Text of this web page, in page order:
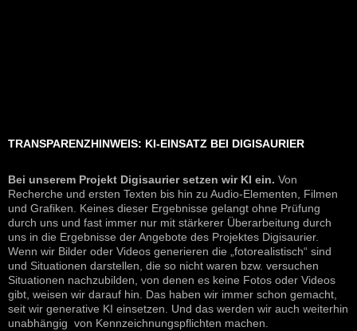
TRANSPARENZHINWEIS: KI-EINSATZ BEI DIGISAURIER
Bei unserem Projekt Digisaurier setzen wir KI ein. Von
Recherche und ersten Texten bis hin zu Audio-Elementen, Filmen
und Grafiken. Keines dieser Ergebnisse gelangt ohne Prüfung
durch uns und fast immer nur mit stärkerer Überarbeitung durch
uns in die Ergebnisse der Angebote des Projektes Digisaurier.
Wenn wir Bilder oder Videos generieren die „fotorealistisch“ sind
und Situationen darstellen, die so nicht waren bzw. versuchen
Situationen nachzubilden, von denen es keine Fotos oder Videos
gibt, weisen wir darauf hin. Das haben wir immer schon gemacht,
seit wir generative KI einsetzen. Und das werden wir auch weiterhin
unabhängig von Kennzeichnungspflichten machen.